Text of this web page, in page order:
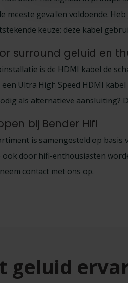
meeste gevallen voldoende.
keuze: deze kabel
surround geluid en
is de HDMI kabel de
een Ultra High Speed HDMI
als alternatieve aansluiting?
bij Bender Hifi
is samengesteld op
door hifi-enthousiasten
contact met ons op.
geluid